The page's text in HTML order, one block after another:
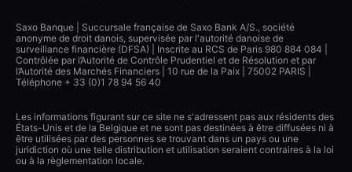
Saxo Banque | Succursale française de Saxo Bank A/S., société
anonyme de droit danois, supervisée par l'autorité danoise de
surveillance financière (DFSA) | Inscrite au RCS de Paris 980 884 084 |
Contrôlée par l’Autorité de Contrôle Prudentiel et de Résolution et par
l’Autorité des Marchés Financiers | 10 rue de la Paix | 75002 PARIS |
Téléphone + 33 (0)1 78 94 56 40
Les informations figurant sur ce site ne s'adressent pas aux résidents des
États-Unis et de la Belgique et ne sont pas destinées à être diffusées ni à
être utilisées par des personnes se trouvant dans un pays ou une
juridiction où une telle distribution et utilisation seraient contraires à la loi
ou à la règlementation locale.